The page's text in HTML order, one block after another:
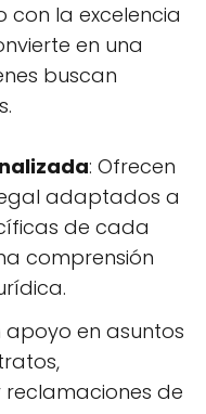
con la excelencia
en una
buscan
: Ofrecen
adaptados a
de cada
comprensión
apoyo en asuntos
reclamaciones de